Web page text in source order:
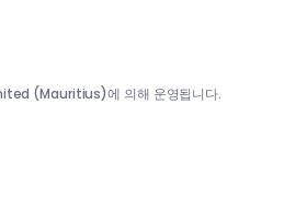
(Mauritius)에 의해 운영됩니다.